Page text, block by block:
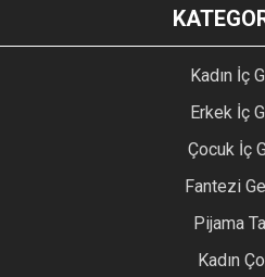
Kadın İç
Erkek İç
Çocuk İç
Fantezi
Pijama
Kadın